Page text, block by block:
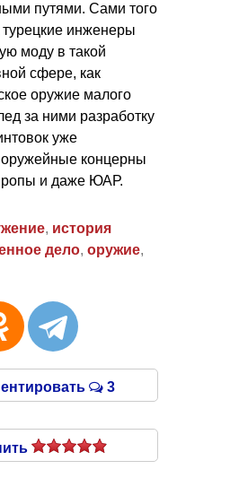
путями. Сами того
инженеры
моду в такой
сфере, как
оружие малого
за ними разработку
уже
концерны
и даже ЮАР.
, история
дело, оружие,
3